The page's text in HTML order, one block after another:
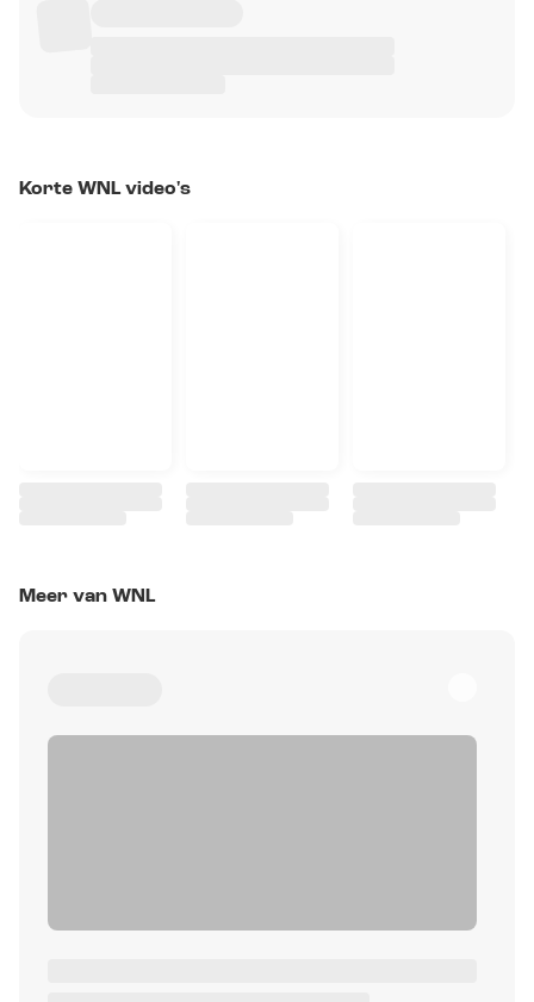
Korte WNL video's
Meer van WNL